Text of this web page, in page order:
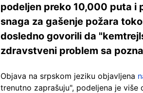
podeljen preko 10,000 puta i
snaga za gašenje požara
dosledno govorili da
zdravstveni problem sa
Objava na srpskom jeziku objavljena
trenutno zaprašuju", podeljena je